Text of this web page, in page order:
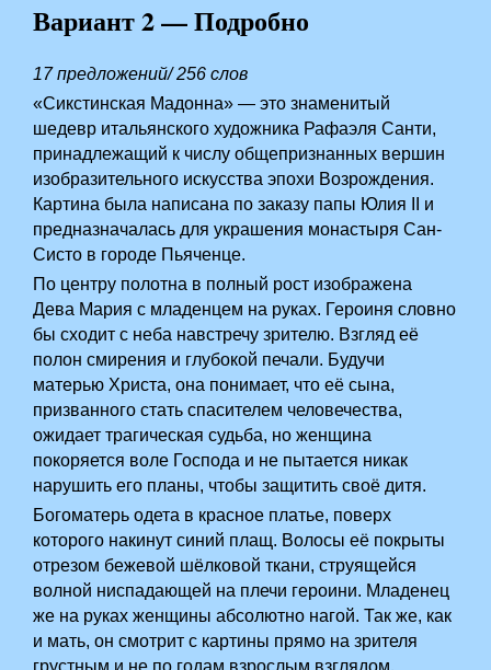
Вариант 2 — Подробно
17 предложений/ 256 слов
«Сикстинская Мадонна» — это знаменитый
шедевр итальянского художника Рафаэля Санти,
принадлежащий к числу общепризнанных вершин
изобразительного искусства эпохи Возрождения.
Картина была написана по заказу папы Юлия II и
предназначалась для украшения монастыря Сан-
Систо в городе Пьяченце.
По центру полотна в полный рост изображена
Дева Мария с младенцем на руках. Героиня словно
бы сходит с неба навстречу зрителю. Взгляд её
полон смирения и глубокой печали. Будучи
матерью Христа, она понимает, что её сына,
призванного стать спасителем человечества,
ожидает трагическая судьба, но женщина
покоряется воле Господа и не пытается никак
нарушить его планы, чтобы защитить своё дитя.
Богоматерь одета в красное платье, поверх
которого накинут синий плащ. Волосы её покрыты
отрезом бежевой шёлковой ткани, струящейся
волной ниспадающей на плечи героини. Младенец
же на руках женщины абсолютно нагой. Так же, как
и мать, он смотрит с картины прямо на зрителя
грустным и не по годам взрослым взглядом.